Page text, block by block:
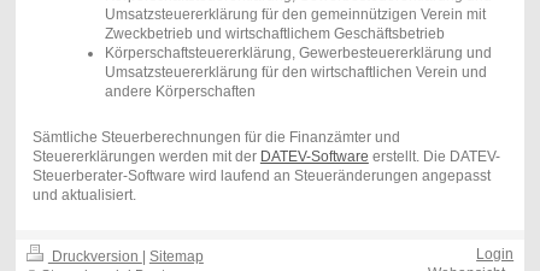
Umsatzsteuererklärung für den gemeinnützigen Verein mit
Zweckbetrieb und wirtschaftlichem Geschäftsbetrieb
Körperschaftsteuererklärung, Gewerbesteuererklärung und
Umsatzsteuererklärung für den wirtschaftlichen Verein und
andere Körperschaften
Sämtliche Steuerberechnungen für die Finanzämter und
Steuererklärungen werden mit der DATEV-Software erstellt. Die DATEV-
Steuerberater-Software wird laufend an Steueränderungen angepasst
und aktualisiert.
Druckversion
Sitemap
Login